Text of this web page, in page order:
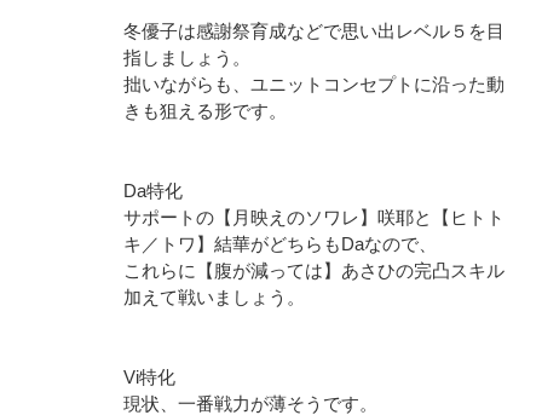
冬優子は感謝祭育成などで思い出レベル５を目
指しましょう。
拙いながらも、ユニットコンセプトに沿った動
きも狙える形です。
Da特化
サポートの【月映えのソワレ】咲耶と【ヒトト
キ／トワ】結華がどちらもDaなので、
これらに【腹が減っては】あさひの完凸スキル
加えて戦いましょう。
Vi特化
現状、一番戦力が薄そうです。